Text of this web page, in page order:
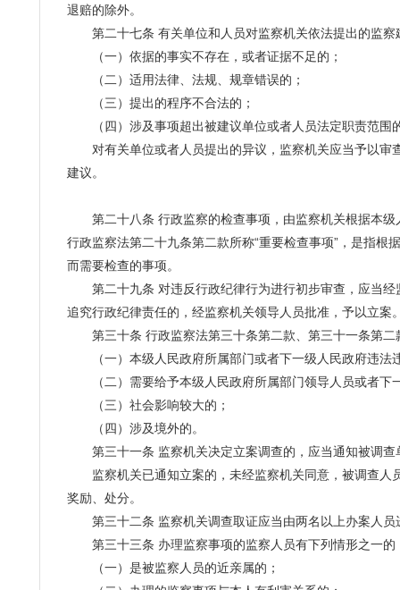
退赔的除外。
第二十七条 有关单位和人员对监察机关依法提出的监察
（一）依据的事实不存在，或者证据不足的；
（二）适用法律、法规、规章错误的；
（三）提出的程序不合法的；
（四）涉及事项超出被建议单位或者人员法定职责范围
对有关单位或者人员提出的异议，监察机关应当予以审
建议。
第二十八条 行政监察的检查事项，由监察机关根据本级
行政监察法第二十九条第二款所称“重要检查事项”，是指
而需要检查的事项。
第二十九条 对违反行政纪律行为进行初步审查，应当经
追究行政纪律责任的，经监察机关领导人员批准，予以立案
第三十条 行政监察法第三十条第二款、第三十一条第二
（一）本级人民政府所属部门或者下一级人民政府违法
（二）需要给予本级人民政府所属部门领导人员或者下
（三）社会影响较大的；
（四）涉及境外的。
第三十一条 监察机关决定立案调查的，应当通知被调查
监察机关已通知立案的，未经监察机关同意，被调查人
奖励、处分。
第三十二条 监察机关调查取证应当由两名以上办案人员
第三十三条 办理监察事项的监察人员有下列情形之一的
（一）是被监察人员的近亲属的；